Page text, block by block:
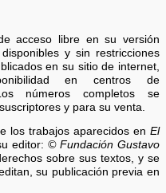
acceso libre en su versión
y sin restricciones
en su sitio de internet,
en centros de
números completos se
y para su venta.
los trabajos aparecidos en El
editor: © Fundación Gustavo
sobre sus textos, y se
su publicación previa en